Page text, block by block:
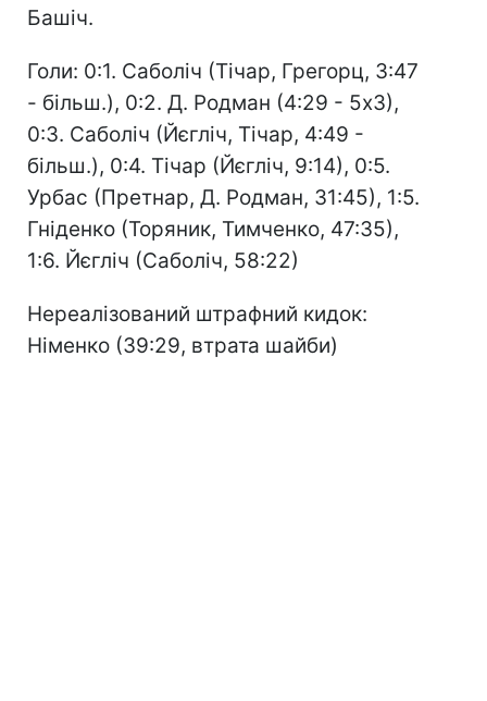
Башіч.
Голи: 0:1. Саболіч (Тічар, Грегорц, 3:47
- більш.), 0:2. Д. Родман (4:29 - 5х3),
0:3. Саболіч (Йєгліч, Тічар, 4:49 -
більш.), 0:4. Тічар (Йєгліч, 9:14), 0:5.
Урбас (Претнар, Д. Родман, 31:45), 1:5.
Гніденко (Торяник, Тимченко, 47:35),
1:6. Йєгліч (Саболіч, 58:22)
Нереалізований штрафний кидок:
Німенко (39:29, втрата шайби)